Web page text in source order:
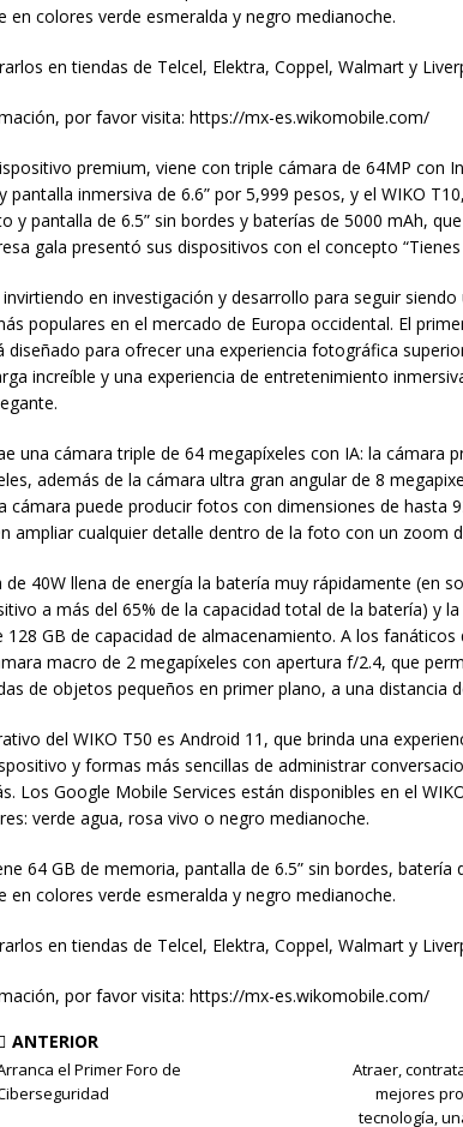
en colores verde esmeralda y negro medianoche.
en tiendas de Telcel, Elektra, Coppel, Walmart y
por favor visita: https://mx-es.wikomobile.com/
premium, viene con triple cámara de 64MP con
pantalla inmersiva de 6.6” por 5,999 pesos, y el WIKO
y pantalla de 6.5” sin bordes y baterías de 5000 mAh,
gala presentó sus dispositivos con el concepto
en investigación y desarrollo para seguir siendo
populares en el mercado de Europa occidental. El
diseñado para ofrecer una experiencia fotográfica
increíble y una experiencia de entretenimiento
una cámara triple de 64 megapíxeles con IA: la cámara
además de la cámara ultra gran angular de 8
cámara puede producir fotos con dimensiones de hasta
ampliar cualquier detalle dentro de la foto con un zoom
de 40W llena de energía la batería muy rápidamente (en
a más del 65% de la capacidad total de la batería) y
128 GB de capacidad de almacenamiento. A los
macro de 2 megapíxeles con apertura f/2.4, que
de objetos pequeños en primer plano, a una distancia
del WIKO T50 es Android 11, que brinda una
y formas más sencillas de administrar
Los Google Mobile Services están disponibles en el
verde agua, rosa vivo o negro medianoche.
64 GB de memoria, pantalla de 6.5” sin bordes,
en colores verde esmeralda y negro medianoche.
en tiendas de Telcel, Elektra, Coppel, Walmart y
por favor visita: https://mx-es.wikomobile.com/
ANTERIOR
el Primer Foro de
Atraer,
mejores
tecnología,